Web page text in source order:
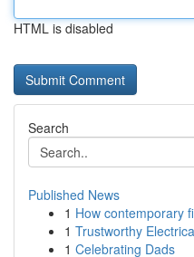
HTML is disabled
Search
Published News
1 How contemporary
1 Trustworthy
1 Celebrating Dads